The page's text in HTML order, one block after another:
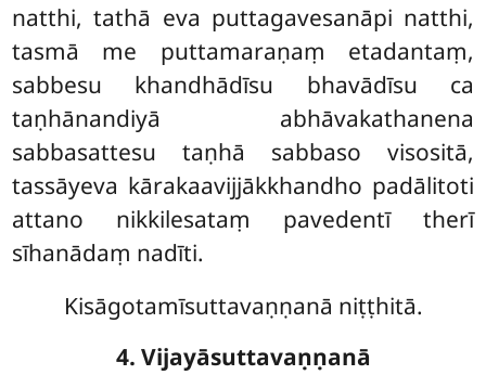
natthi, tathā eva puttagavesanāpi natthi,
tasmā me puttamaraṇaṃ etadantaṃ,
sabbesu khandhādīsu bhavādīsu ca
taṇhānandiyā abhāvakathanena
sabbasattesu taṇhā sabbaso visositā,
tassāyeva kārakaavijjākkhandho padālitoti
attano nikkilesataṃ pavedentī therī
sīhanādaṃ nadīti.
Kisāgotamīsuttavaṇṇanā niṭṭhitā.
4. Vijayāsuttavaṇṇanā